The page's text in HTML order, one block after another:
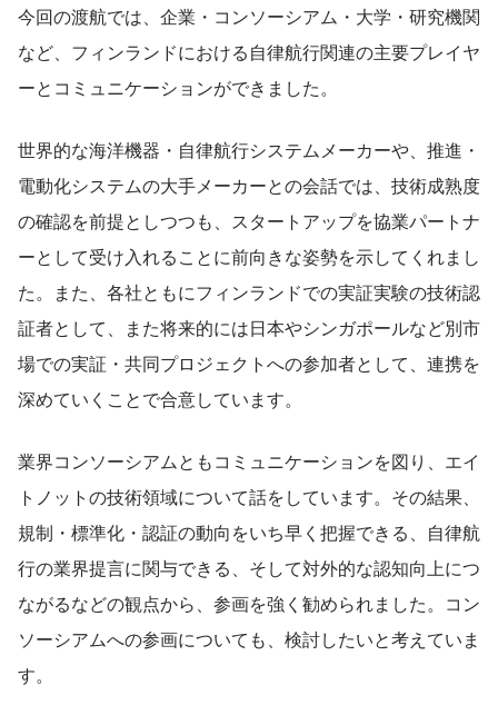
今回の渡航では、企業・コンソーシアム・大学・研究機関
など、フィンランドにおける自律航行関連の主要プレイヤ
ーとコミュニケーションができました。
世界的な海洋機器・自律航行システムメーカーや、推進・
電動化システムの大手メーカーとの会話では、技術成熟度
の確認を前提としつつも、スタートアップを協業パートナ
ーとして受け入れることに前向きな姿勢を示してくれまし
た。また、各社ともにフィンランドでの実証実験の技術認
証者として、また将来的には日本やシンガポールなど別市
場での実証・共同プロジェクトへの参加者として、連携を
深めていくことで合意しています。
業界コンソーシアムともコミュニケーションを図り、エイ
トノットの技術領域について話をしています。その結果、
規制・標準化・認証の動向をいち早く把握できる、自律航
行の業界提言に関与できる、そして対外的な認知向上につ
ながるなどの観点から、参画を強く勧められました。コン
ソーシアムへの参画についても、検討したいと考えていま
す。